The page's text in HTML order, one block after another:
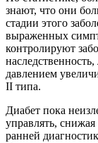
знают, что они
стадии этого
выраженных
контролируют
давлением
II типа.
Диабет пока
управлять,
ранней